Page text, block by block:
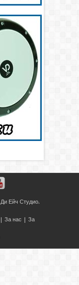
Ди Ейч Студио.
| За нас | За